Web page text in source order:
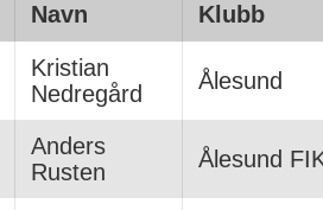
Navn Klubb
Kristian
Nedregård
Ålesund
Anders
Rusten
Ålesund